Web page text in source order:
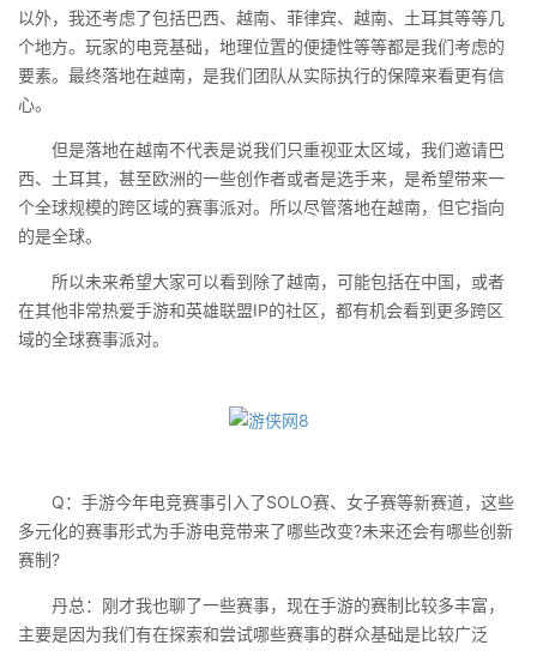
以外，我还考虑了包括巴西、越南、菲律宾、越南、土耳其等等几
个地方。玩家的电竞基础，地理位置的便捷性等等都是我们考虑的
要素。最终落地在越南，是我们团队从实际执行的保障来看更有信
心。
但是落地在越南不代表是说我们只重视亚太区域，我们邀请巴
西、土耳其，甚至欧洲的一些创作者或者是选手来，是希望带来一
个全球规模的跨区域的赛事派对。所以尽管落地在越南，但它指向
的是全球。
所以未来希望大家可以看到除了越南，可能包括在中国，或者
在其他非常热爱手游和英雄联盟IP的社区，都有机会看到更多跨区
域的全球赛事派对。
Q：手游今年电竞赛事引入了SOLO赛、女子赛等新赛道，这些
多元化的赛事形式为手游电竞带来了哪些改变?未来还会有哪些创新
赛制?
丹总：刚才我也聊了一些赛事，现在手游的赛制比较多丰富，
主要是因为我们有在探索和尝试哪些赛事的群众基础是比较广泛